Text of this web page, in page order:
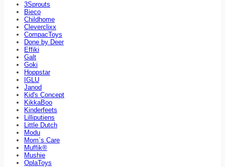
3Sprouts
Bieco
Childhome
Cleverclixx
CompacToys
Done by Deer
Effiki
Galt
Goki
Hoppstar
IGLU
Janod
Kid's Concept
KikkaBoo
Kinderfeets
Lilliputiens
Little Dutch
Modu
Mom`s Care
Muffik®
Mushie
OplaToys